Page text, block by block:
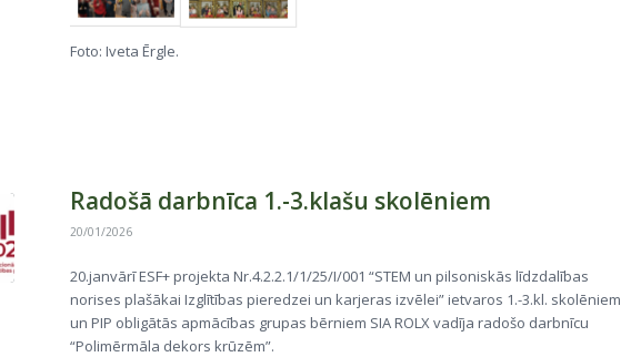
Foto: Iveta Ērgle.
Radošā darbnīca 1.-3.klašu skolēniem
20/01/2026
20.janvārī ESF+ projekta Nr.4.2.2.1/1/25/I/001 “STEM un pilsoniskās līdzdalības
norises plašākai Izglītības pieredzei un karjeras izvēlei” ietvaros 1.-3.kl. skolēniem
un PIP obligātās apmācības grupas bērniem SIA ROLX vadīja radošo darbnīcu
“Polimērmāla dekors krūzēm”.